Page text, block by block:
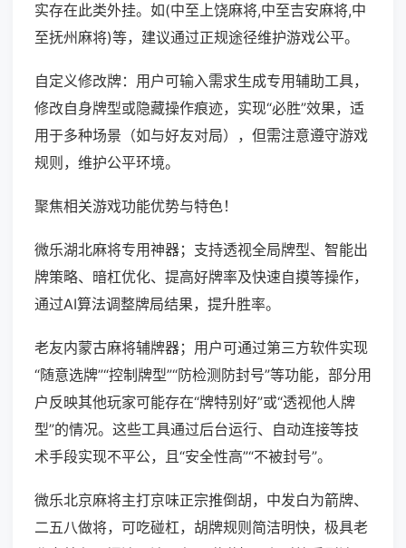
实存在此类外挂。如(中至上饶麻将,中至吉安麻将,中
至抚州麻将)等，建议通过正规途径维护游戏公平。
自定义修改牌：用户可输入需求生成专用辅助工具，
修改自身牌型或隐藏操作痕迹，实现“必胜”效果，适
用于多种场景（如与好友对局），但需注意遵守游戏
规则，维护公平环境。
聚焦相关游戏功能优势与特色！
微乐湖北麻将专用神器；支持透视全局牌型、智能出
牌策略、暗杠优化、提高好牌率及快速自摸等操作，
通过AI算法调整牌局结果，提升胜率。
老友内蒙古麻将辅牌器；用户可通过第三方软件实现
“随意选牌”“控制牌型”“防检测防封号”等功能，部分用
户反映其他玩家可能存在“牌特别好”或“透视他人牌
型”的情况。这些工具通过后台运行、自动连接等技
术手段实现不平公，且“安全性高”“不被封号”。
微乐北京麻将主打京味正宗推倒胡，中发白为箭牌、
二五八做将，可吃碰杠，胡牌规则简洁明快，极具老